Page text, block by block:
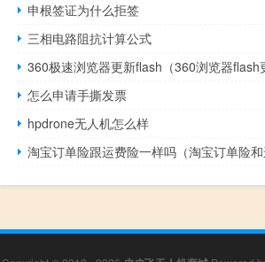
申根签证为什么拒签
三相电路阻抗计算公式
360极速浏览器更新flash（360浏览器flash
怎么申请手撕发票
hpdrone无人机怎么样
淘宝订单险跟运费险一样吗（淘宝订单险和